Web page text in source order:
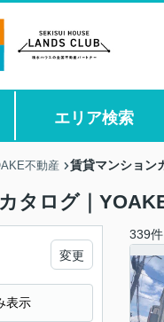
エリア検索
不動産 賃貸マンション
タログ｜
変更
表示
339件